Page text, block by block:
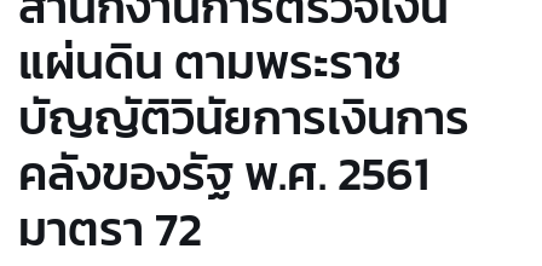
แผ่นดิน ตามพระราช
บัญญัติวินัยการเงินการ
คลังของรัฐ พ.ศ. 2561
มาตรา 72